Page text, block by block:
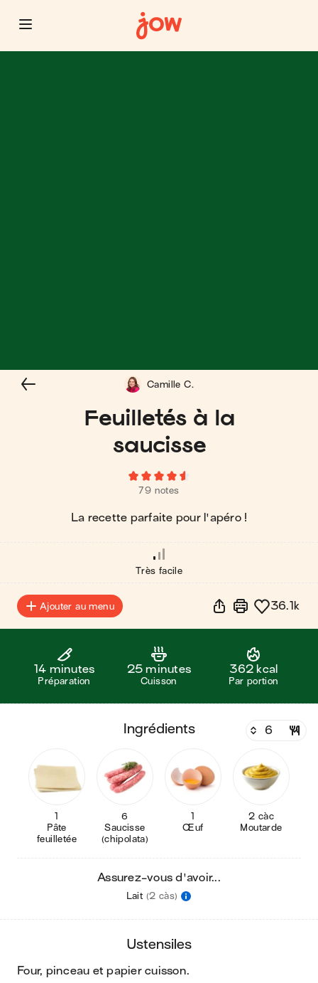
Feuilletés à la
saucisse
79 notes
La recette parfaite pour l'apéro !
Camille C.
Très facile
Ajouter au menu 36.1k
14 minutes
Préparation
25 minutes
Cuisson
362 kcal
Par portion
ingrédients
1
Pâte
feuilletée
6
Saucisse
(chipolata)
1
Œuf
2 càc
Moutarde
Assurez-vous d'avoir...
Lait (2 càs)
ustensiles
four, pinceau et papier cuisson.